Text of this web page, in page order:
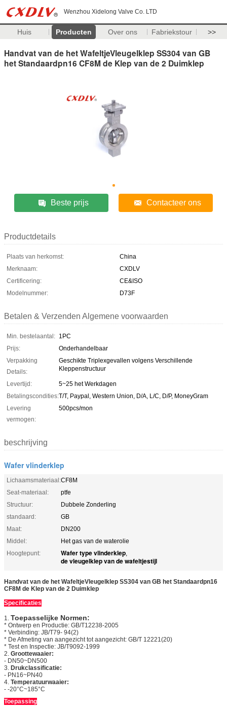
Wenzhou Xidelong Valve Co. LTD
Huis Producten Over ons Fabriekstour >>
Handvat van de het WafeltjeVleugelklep SS304 van GB
het Standaardpn16 CF8M de Klep van de 2 Duimklep
Beste prijs Contacteer ons
Productdetails
Plaats van herkomst:
China
Merknaam:
CXDLV
Certificering:
CE&ISO
Modelnummer:
D73F
Betalen & Verzenden Algemene voorwaarden
Min. bestelaantal: 1PC
Prijs:
Onderhandelbaar
Verpakking
Details:
Geschikte Triplexgevallen volgens Verschillende
Kleppenstructuur
Levertijd:
5~25 het Werkdagen
Betalingscondities:T/T, Paypal, Western Union, D/A, L/C, D/P, MoneyGram
Levering
vermogen:
500pcs/mon
beschrijving
Wafer vlinderklep
Lichaamsmateriaal:CF8M
Seat-materiaal:
ptfe
Structuur:
Dubbele Zonderling
standaard:
GB
Maat:
DN200
Middel:
Het gas van de waterolie
Hoogtepunt:
Wafer type vlinderklep,
de vleugelklep van de wafeltjestijl
Handvat van de het WafeltjeVleugelklep SS304 van GB het Standaardpn16
CF8M de Klep van de 2 Duimklep
Specificaties
1. Toepasselijke Normen:
* Ontwerp en Productie: GB/T12238-2005
* Verbinding: JB/T79- 94(2)
* De Afmeting van aangezicht tot aangezicht: GB/T 12221(20)
* Test en Inspectie: JB/T9092-1999
2. Groottewaaier:
- DN50~DN500
3. Drukclassificatie:
- PN16~PN40
4. Temperatuurwaaier:
- -20°C~185°C
Toepassing